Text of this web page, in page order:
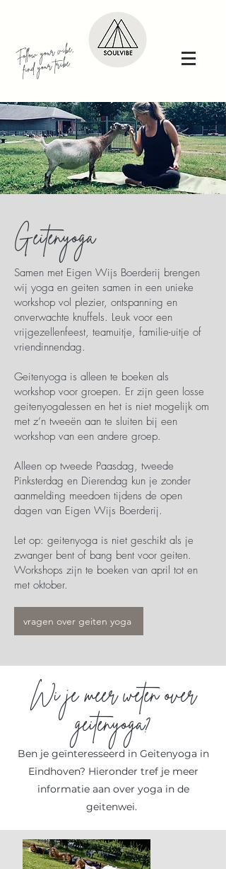
Follow your vibe,
find your tribe
Geitenyoga
Samen met Eigen Wijs Boerderij brengen
wij yoga en geiten samen in een unieke
workshop vol plezier, ontspanning en
onverwachte knuffels. Leuk voor een
vrijgezellenfeest, teamuitje, familie-uitje of
vriendinnendag.
Geitenyoga is alleen te boeken als
workshop voor groepen. Er zijn geen losse
geitenyogalessen en het is niet mogelijk om
met z’n tweeën aan te sluiten bij een
workshop van een andere groep.
Alleen op tweede Paasdag, tweede
Pinksterdag en Dierendag kun je zonder
aanmelding meedoen tijdens de open
dagen van Eigen Wijs Boerderij.
Let op: geitenyoga is niet geschikt als je
zwanger bent of bang bent voor geiten.
Workshops zijn te boeken van april tot en
met oktober.
vragen over geiten yoga
Wi je meer weten over
geitenyoga?
Ben je geïnteresseerd in Geitenyoga in
Eindhoven? Hieronder tref je meer
informatie aan over yoga in de
geitenwei.